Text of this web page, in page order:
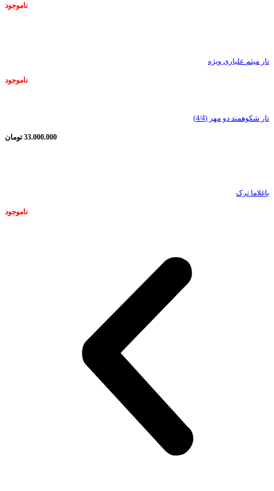
ناموجود
تار میثم علیاری ویژه
ناموجود
تار شکوهمند دو مهر (4/4)
33.000.000 تومان
باغلاما ترک
ناموجود